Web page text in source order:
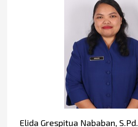
Elida Grespitua Nababan, S.Pd.